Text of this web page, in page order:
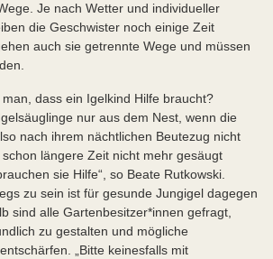
Je nach Wetter und individueller
die Geschwister noch einige Zeit
auch sie getrennte Wege und müssen
dass ein Igelkind Hilfe braucht?
nur aus dem Nest, wenn die
nach ihrem nächtlichen Beutezug nicht
längere Zeit nicht mehr gesäugt
sie Hilfe“, so Beate Rutkowski.
zu sein ist für gesunde Jungigel dagegen
sind alle Gartenbesitzer*innen gefragt,
zu gestalten und mögliche
„Bitte keinesfalls mit